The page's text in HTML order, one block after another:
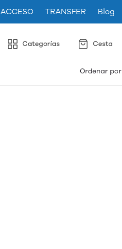
ACCESO TRANSFER Blog
Categorías Cesta
Ordenar por